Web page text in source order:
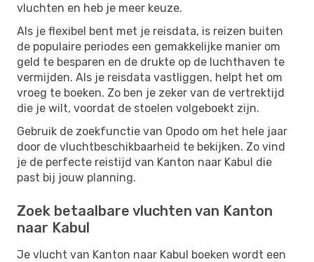
vluchten en heb je meer keuze.
Als je flexibel bent met je reisdata, is reizen buiten
de populaire periodes een gemakkelijke manier om
geld te besparen en de drukte op de luchthaven te
vermijden. Als je reisdata vastliggen, helpt het om
vroeg te boeken. Zo ben je zeker van de vertrektijd
die je wilt, voordat de stoelen volgeboekt zijn.
Gebruik de zoekfunctie van Opodo om het hele jaar
door de vluchtbeschikbaarheid te bekijken. Zo vind
je de perfecte reistijd van Kanton naar Kabul die
past bij jouw planning.
Zoek betaalbare vluchten van Kanton
naar Kabul
Je vlucht van Kanton naar Kabul boeken wordt een